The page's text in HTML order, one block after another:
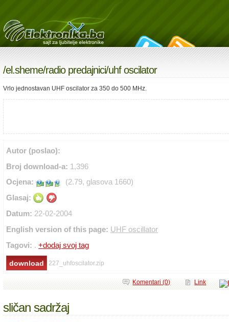
/el.sheme/radio predajnici/uhf oscilator
Vrlo jednostavan UHF oscilator za 350 do 500 MHz.
Autor (poslao):
Broj download-a: 1,396
Ocjena:
(2.79, glasova 1660)
Glasaj:
Datum: 22-02-2004
English version of this page: UHF oscillator
Tagovi: . +dodaj svoj tag
227_uhfoscilator.zip
Link
Komentari (0)
sličan sadržaj